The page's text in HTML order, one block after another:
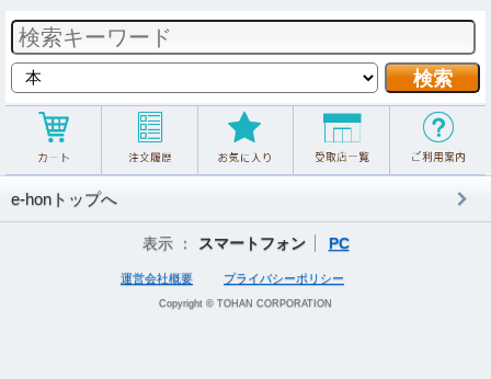
e-honトップへ
表示 ： スマートフォン PC
運営会社概要 プライバシーポリシー
Copyright © TOHAN CORPORATION